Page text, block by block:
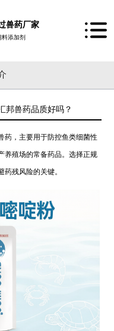
兽药厂家
添加剂
邦兽药品质好吗？
药，主要用于防控鱼类细菌性
养殖场的常备药品。选择正规
药残风险的关键。